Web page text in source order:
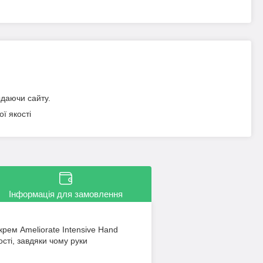
сайту.
якості
Інформація для замовлення
крем Ameliorate Intensive Hand
завдяки чому руки